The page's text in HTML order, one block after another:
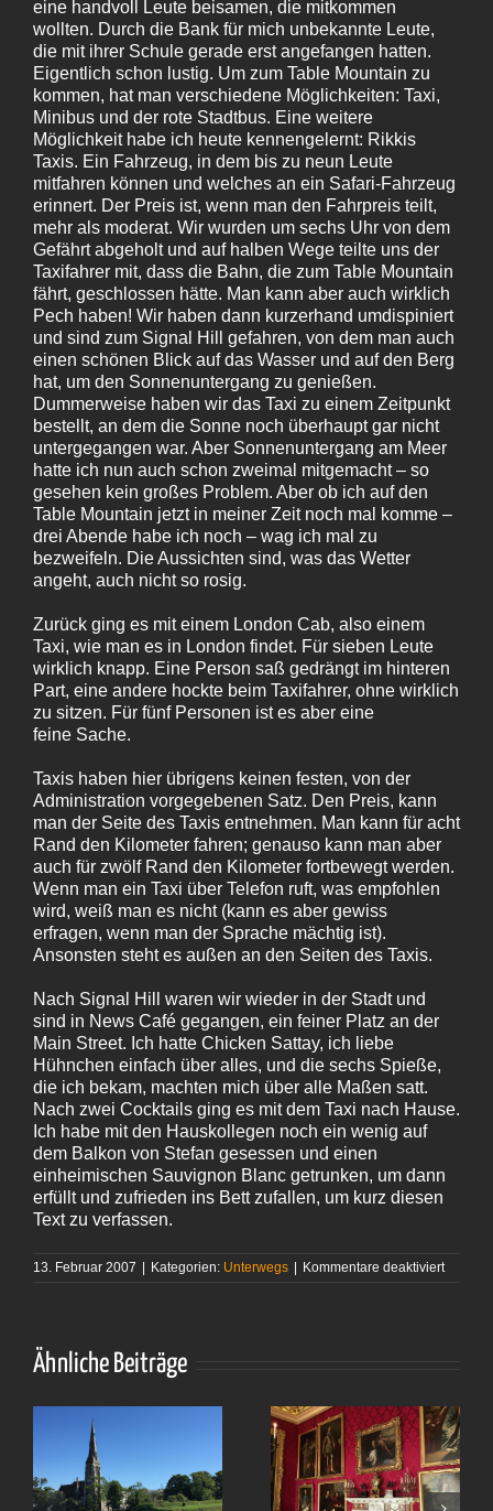
eine handvoll Leute beisamen, die mitkommen
wollten. Durch die Bank für mich unbekannte Leute,
die mit ihrer Schule gerade erst angefangen hatten.
Eigentlich schon lustig. Um zum Table Mountain zu
kommen, hat man verschiedene Möglichkeiten: Taxi,
Minibus und der rote Stadtbus. Eine weitere
Möglichkeit habe ich heute kennengelernt: Rikkis
Taxis. Ein Fahrzeug, in dem bis zu neun Leute
mitfahren können und welches an ein Safari-Fahrzeug
erinnert. Der Preis ist, wenn man den Fahrpreis teilt,
mehr als moderat. Wir wurden um sechs Uhr von dem
Gefährt abgeholt und auf halben Wege teilte uns der
Taxifahrer mit, dass die Bahn, die zum Table Mountain
fährt, geschlossen hätte. Man kann aber auch wirklich
Pech haben! Wir haben dann kurzerhand umdispiniert
und sind zum Signal Hill gefahren, von dem man auch
einen schönen Blick auf das Wasser und auf den Berg
hat, um den Sonnenuntergang zu genießen.
Dummerweise haben wir das Taxi zu einem Zeitpunkt
bestellt, an dem die Sonne noch überhaupt gar nicht
untergegangen war. Aber Sonnenuntergang am Meer
hatte ich nun auch schon zweimal mitgemacht – so
gesehen kein großes Problem. Aber ob ich auf den
Table Mountain jetzt in meiner Zeit noch mal komme –
drei Abende habe ich noch – wag ich mal zu
bezweifeln. Die Aussichten sind, was das Wetter
angeht, auch nicht so rosig.
Zurück ging es mit einem London Cab, also einem
Taxi, wie man es in London findet. Für sieben Leute
wirklich knapp. Eine Person saß gedrängt im hinteren
Part, eine andere hockte beim Taxifahrer, ohne wirklich
zu sitzen. Für fünf Personen ist es aber eine
feine Sache.
Taxis haben hier übrigens keinen festen, von der
Administration vorgegebenen Satz. Den Preis, kann
man der Seite des Taxis entnehmen. Man kann für acht
Rand den Kilometer fahren; genauso kann man aber
auch für zwölf Rand den Kilometer fortbewegt werden.
Wenn man ein Taxi über Telefon ruft, was empfohlen
wird, weiß man es nicht (kann es aber gewiss
erfragen, wenn man der Sprache mächtig ist).
Ansonsten steht es außen an den Seiten des Taxis.
Nach Signal Hill waren wir wieder in der Stadt und
sind in News Café gegangen, ein feiner Platz an der
Main Street. Ich hatte Chicken Sattay, ich liebe
Hühnchen einfach über alles, und die sechs Spieße,
die ich bekam, machten mich über alle Maßen satt.
Nach zwei Cocktails ging es mit dem Taxi nach Hause.
Ich habe mit den Hauskollegen noch ein wenig auf
dem Balkon von Stefan gesessen und einen
einheimischen Sauvignon Blanc getrunken, um dann
erfüllt und zufrieden ins Bett zufallen, um kurz diesen
Text zu verfassen.
13. Februar 2007 | Kategorien: Unterwegs | Kommentare deaktiviertfür
Ähnliche Beiträge